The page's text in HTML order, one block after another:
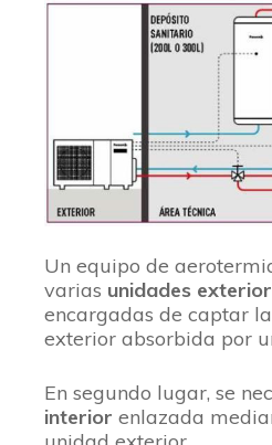
Un equipo de
varias unidades
encargadas de captar
exterior absorbida por
En segundo lugar, se
interior enlazada